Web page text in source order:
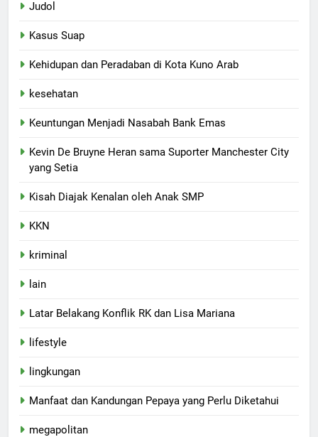
Judol
Kasus Suap
Kehidupan dan Peradaban di Kota Kuno Arab
kesehatan
Keuntungan Menjadi Nasabah Bank Emas
Kevin De Bruyne Heran sama Suporter Manchester City
yang Setia
Kisah Diajak Kenalan oleh Anak SMP
KKN
kriminal
lain
Latar Belakang Konflik RK dan Lisa Mariana
lifestyle
lingkungan
Manfaat dan Kandungan Pepaya yang Perlu Diketahui
megapolitan